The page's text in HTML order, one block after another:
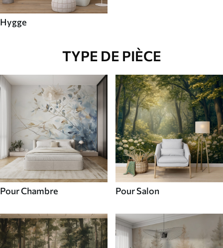
Hygge
TYPE DE PIÈCE
Pour Chambre Pour Salon